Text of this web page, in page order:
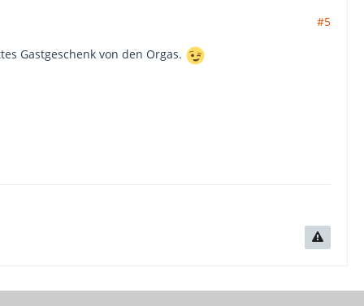
#5
Gastgeschenk von den Orgas.